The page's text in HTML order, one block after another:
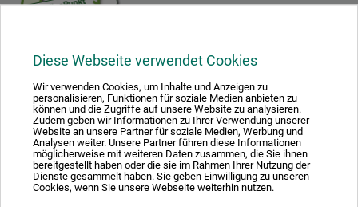
Diese Webseite verwendet Cookies
Wir verwenden Cookies, um Inhalte und Anzeigen zu
personalisieren, Funktionen für soziale Medien anbieten zu
können und die Zugriffe auf unsere Website zu analysieren.
Zudem geben wir Informationen zu Ihrer Verwendung unserer
Website an unsere Partner für soziale Medien, Werbung und
Analysen weiter. Unsere Partner führen diese Informationen
möglicherweise mit weiteren Daten zusammen, die Sie ihnen
bereitgestellt haben oder die sie im Rahmen Ihrer Nutzung der
Dienste gesammelt haben. Sie geben Einwilligung zu unseren
Cookies, wenn Sie unsere Webseite weiterhin nutzen.
Duales System Deutschland GmbH sind und unsere Verkaufsverpackungen
für Deutschland am dualen System Der Grüne Punkt beteiligen.
Weitere Informationen zu unserer Teilnahme können Sie diesemZertifikat
entnehmen.
Zahlungsarten im Onlineshop